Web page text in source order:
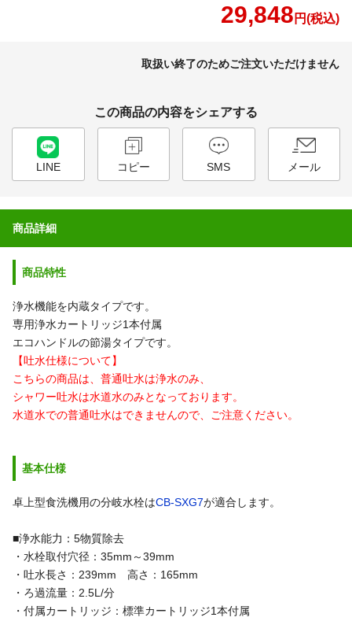
29,848 円(税込)
取扱い終了のためご注文いただけません
この商品の内容をシェアする
LINE コピー SMS メール
商品詳細
商品特性
浄水機能を内蔵タイプです。
専用浄水カートリッジ1本付属
エコハンドルの節湯タイプです。
【吐水仕様について】
こちらの商品は、普通吐水は浄水のみ、
シャワー吐水は水道水のみとなっております。
水道水での普通吐水はできませんので、ご注意ください。
基本仕様
卓上型食洗機用の分岐水栓はCB-SXG7が適合します。
■浄水能力：5物質除去
・水栓取付穴径：35mm～39mm
・吐水長さ：239mm 高さ：165mm
・ろ過流量：2.5L/分
・付属カートリッジ：標準カートリッジ1本付属